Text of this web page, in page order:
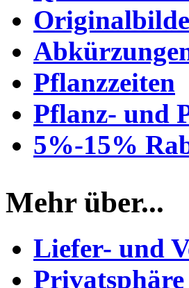
Pflanzzeiten
Pflanz- und
5%-15%
Mehr über...
Liefer- und